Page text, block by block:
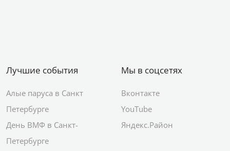
Лучшие события
Алые паруса в Санкт
Петербурге
День ВМФ в Санкт-
Петербурге
Мы в соцсетях
Вконтакте
YouTube
Яндекс.Район